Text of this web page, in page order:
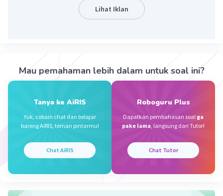
Iklan
Gold
kedua kaki dalam keadaan statis. teknik ini digunakan
untuk mendukung sikap pasang pencak silat. kuda-kuda
juga dipergunakan sebagai latihan dasar pencak silat
untuk memperkuat otot-otot kaki
Beri Rating·0.0(0 Balas
Lihat Iklan
Mau pemahaman lebih dalam untuk soal ini?
Tanya ke AiRIS
Yuk, cobain chat dan belajar
bareng AiRIS, teman pintarmu!
Chat AiRIS
Roboguru Plus
Dapatkan pembahasan soal ga
pake lama, langsung dari Tutor!
Chat Tutor